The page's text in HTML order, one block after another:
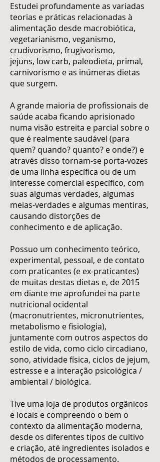
Estudei profundamente as variadas
teorias e práticas relacionadas à
alimentação desde macrobiótica,
vegetarianismo, veganismo,
crudivorismo, frugivorismo,
jejuns, low carb, paleodieta, primal,
carnivorismo e as inúmeras dietas
que surgem.
A grande maioria de profissionais de
saúde acaba ficando aprisionado
numa visão estreita e parcial sobre o
que é realmente saudável (para
quem? quando? quanto? e onde?) e
através disso tornam-se porta-vozes
de uma linha específica ou de um
interesse comercial específico, com
suas algumas verdades, algumas
meias-verdades e algumas mentiras,
causando distorções de
conhecimento e de aplicação.
Possuo um conhecimento teórico,
experimental, pessoal, e de contato
com praticantes (e ex-praticantes)
de muitas destas dietas e, de 2015
em diante me aprofundei na parte
nutricional ocidental
(macronutrientes, micronutrientes,
metabolismo e fisiologia),
juntamente com outros aspectos do
estilo de vida, como ciclo circadiano,
sono, atividade física, ciclos de jejum,
estresse e a interação psicológica /
ambiental / biológica.
Tive uma loja de produtos orgânicos
e locais e compreendo o bem o
contexto da alimentação moderna,
desde os diferentes tipos de cultivo
e criação, até ingredientes isolados e
métodos de processamento.